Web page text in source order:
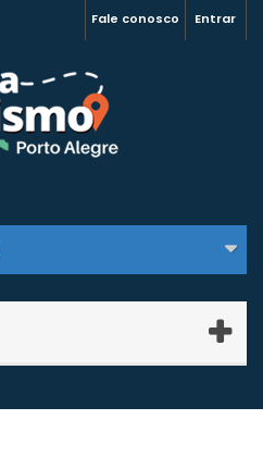
Entrar
Fale conosco